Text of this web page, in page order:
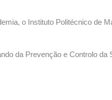
o Instituto Politécnico de
da Prevenção e Controlo da